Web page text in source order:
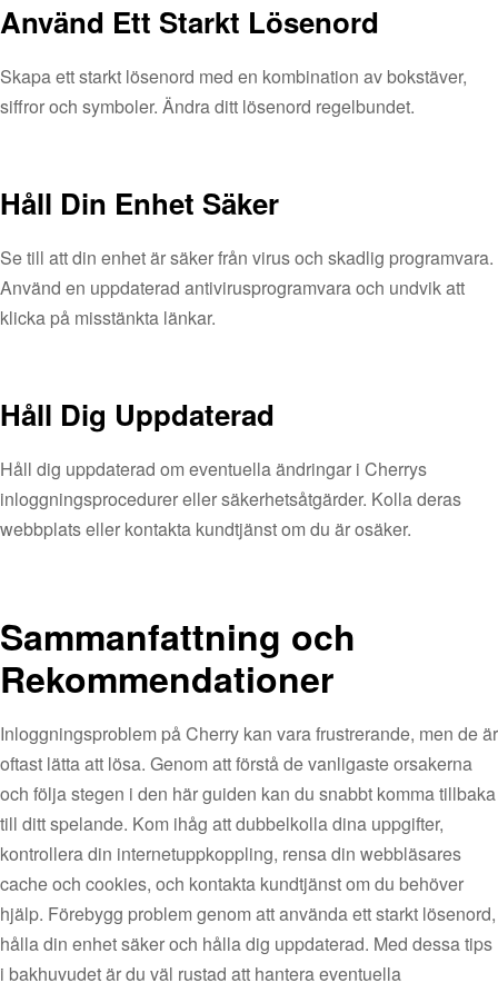
Använd Ett Starkt Lösenord
Skapa ett starkt lösenord med en kombination av bokstäver,
siffror och symboler. Ändra ditt lösenord regelbundet.
Håll Din Enhet Säker
Se till att din enhet är säker från virus och skadlig programvara.
Använd en uppdaterad antivirusprogramvara och undvik att
klicka på misstänkta länkar.
Håll Dig Uppdaterad
Håll dig uppdaterad om eventuella ändringar i Cherrys
inloggningsprocedurer eller säkerhetsåtgärder. Kolla deras
webbplats eller kontakta kundtjänst om du är osäker.
Sammanfattning och
Rekommendationer
Inloggningsproblem på Cherry kan vara frustrerande, men de är
oftast lätta att lösa. Genom att förstå de vanligaste orsakerna
och följa stegen i den här guiden kan du snabbt komma tillbaka
till ditt spelande. Kom ihåg att dubbelkolla dina uppgifter,
kontrollera din internetuppkoppling, rensa din webbläsares
cache och cookies, och kontakta kundtjänst om du behöver
hjälp. Förebygg problem genom att använda ett starkt lösenord,
hålla din enhet säker och hålla dig uppdaterad. Med dessa tips
i bakhuvudet är du väl rustad att hantera eventuella